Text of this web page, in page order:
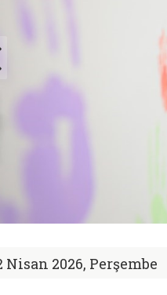
Nisan 2026, Perşembe